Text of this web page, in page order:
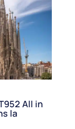
All in
la